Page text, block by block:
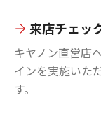
来店チェッ
キヤノン直営店
インを実施いた
す。